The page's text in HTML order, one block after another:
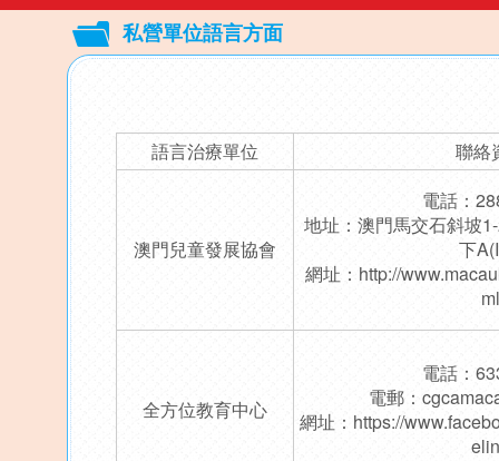
私營單位語言方面
top 語言治療單位 聯絡
澳門兒童發展協會
電話：
地址：澳門馬交石斜坡
下
網址： http://
ml
全方位教育中心
電話：
電郵：
網址： https://